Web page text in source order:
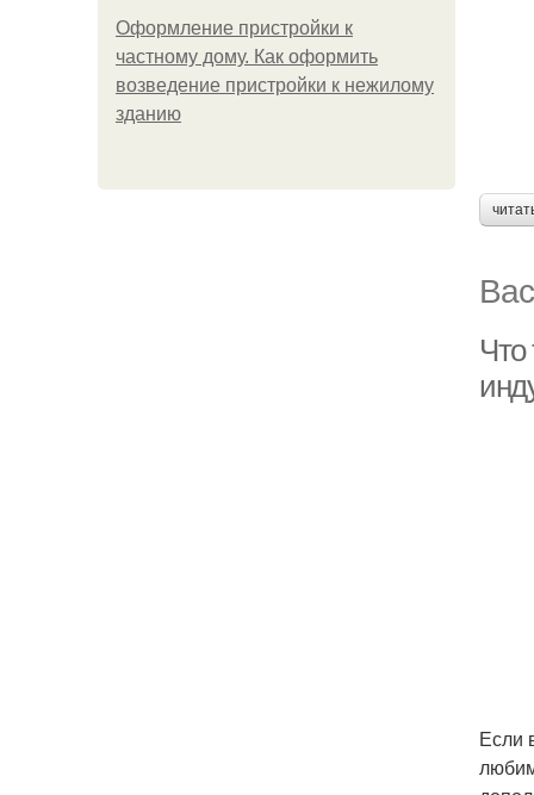
Оформление пристройки к
частному дому. Как оформить
возведение пристройки к нежилому
зданию
Что
Если